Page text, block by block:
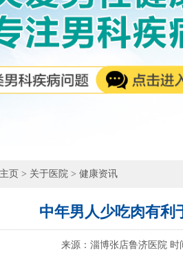
主页 > 关于医院 > 健康资讯
中年男人少吃肉有利
来源： 淄博张店鲁济医院 时